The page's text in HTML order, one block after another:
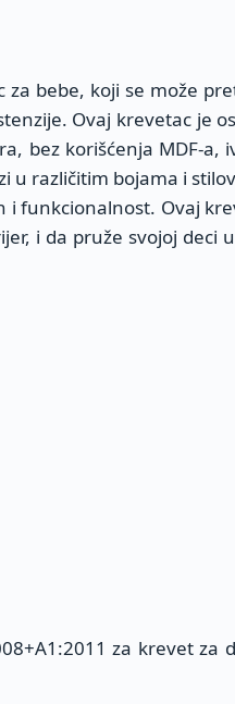
bebe, koji se može
Ovaj krevetac je
bez korišćenja MDF-a,
u različitim bojama i
i funkcionalnost. Ovaj
i da pruže svojoj deci
za krevet za